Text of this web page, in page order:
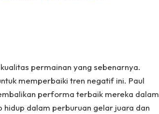
permainan yang sebenarnya.
memperbaiki tren negatif ini. Paul
performa terbaik mereka dalam
dalam perburuan gelar juara dan